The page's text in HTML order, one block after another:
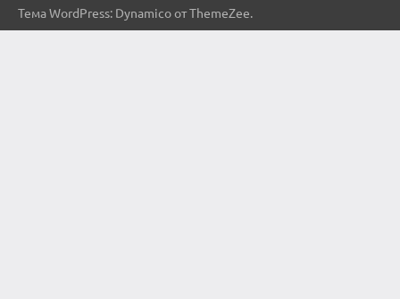
Тема WordPress: Dynamico от ThemeZee.